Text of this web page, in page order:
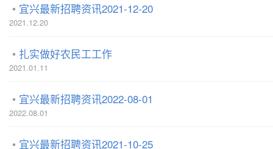
宜兴最新招聘资讯2021-12-20
2021.12.20
扎实做好农民工工作
2021.01.11
宜兴最新招聘资讯2022-08-01
2022.08.01
宜兴最新招聘资讯2021-10-25